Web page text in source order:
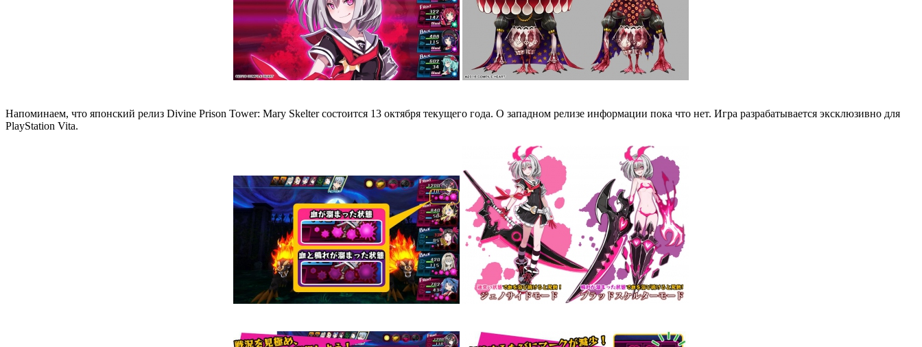
Напоминаем, что японский релиз Divine Prison Tower: Mary Skelter состоится 13 октября текущего года. О западном релизе информации пока что нет. Игра разрабатывается эксклюзивно для
PlayStation Vita.